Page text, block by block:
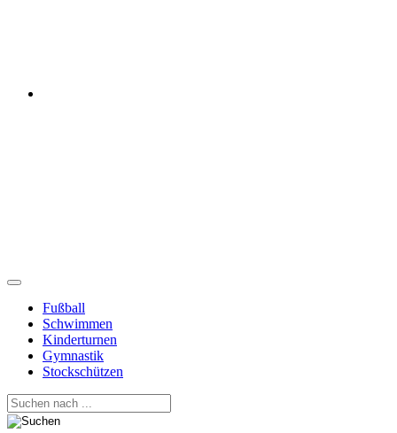
Fußball
Schwimmen
Kinderturnen
Gymnastik
Stockschützen